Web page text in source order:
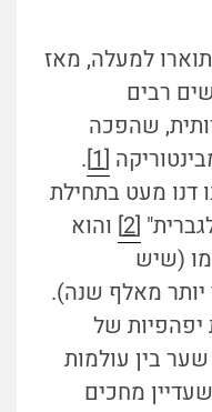
למעלה, מאז
רבים
שהפכה
[1]
.
דנו מעט בתחילת
[2]
והוא
(שיש
יותר מאלף שנה).
של
בין עולמות
מחכים